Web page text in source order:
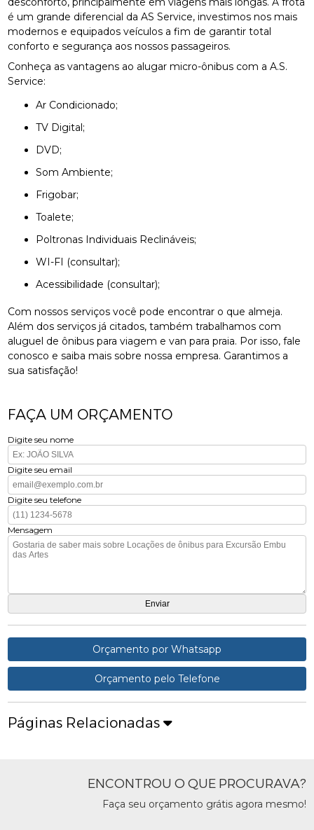
é um grande diferencial da AS Service, investimos nos mais
modernos e equipados veículos a fim de garantir total
conforto e segurança aos nossos passageiros.
Conheça as vantagens ao alugar micro-ônibus com a A.S.
Service:
Ar Condicionado;
TV Digital;
DVD;
Som Ambiente;
Frigobar;
Toalete;
Poltronas Individuais Reclináveis;
WI-FI (consultar);
Acessibilidade (consultar);
Com nossos serviços você pode encontrar o que almeja.
Além dos serviços já citados, também trabalhamos com
aluguel de ônibus para viagem e van para praia. Por isso, fale
conosco e saiba mais sobre nossa empresa. Garantimos a
sua satisfação!
FAÇA UM ORÇAMENTO
Digite seu nome
Digite seu email
Digite seu telefone
Mensagem
Orçamento por Whatsapp
Orçamento pelo Telefone
Páginas Relacionadas
ENCONTROU O QUE PROCURAVA?
Faça seu orçamento grátis agora mesmo!